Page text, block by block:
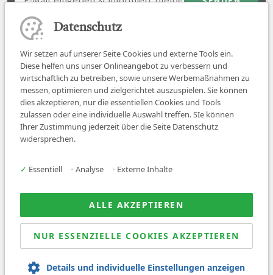
Job finden
Über uns
News
© 2026 Sanovetis. All rights reserved.
Datenschutz
Wir setzen auf unserer Seite Cookies und externe Tools ein.
Diese helfen uns unser Onlineangebot zu verbessern und
wirtschaftlich zu betreiben, sowie unsere Werbemaßnahmen zu
messen, optimieren und zielgerichtet auszuspielen. Sie können
dies akzeptieren, nur die essentiellen Cookies und Tools
zulassen oder eine individuelle Auswahl treffen. SIe können
Ihrer Zustimmung jederzeit über die Seite Datenschutz
widersprechen.
✓ Essentiell • Analyse • Externe Inhalte
ALLE AKZEPTIEREN
NUR ESSENZIELLE COOKIES AKZEPTIEREN
Details und individuelle Einstellungen anzeigen